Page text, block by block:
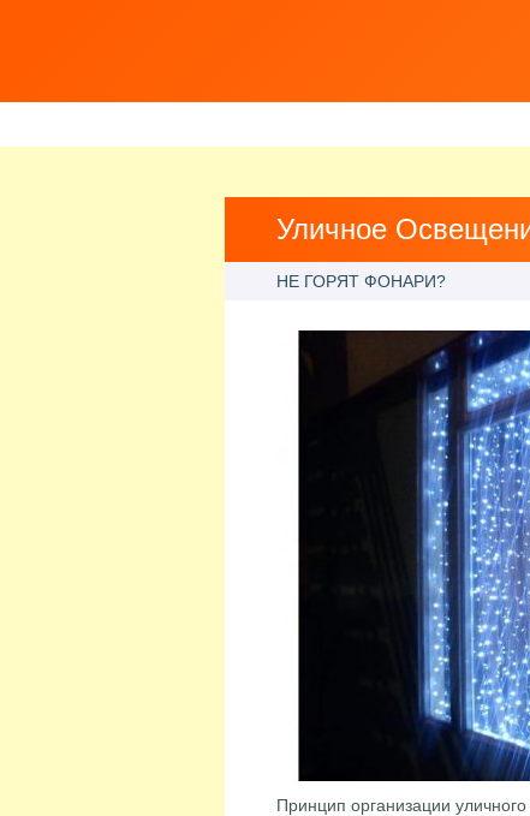
Уличное
НЕ ГОРЯТ ФОНАРИ?
Принцип организации